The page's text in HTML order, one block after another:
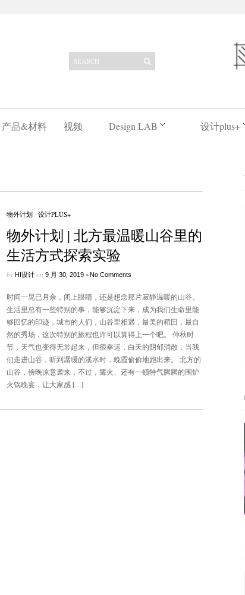
产品&材料 视频 Design LAB 设计plus+
物外计划/ 设计PLUS+
物外计划 | 北方最温暖山谷里的
生活方式探索实验
by HI设计on 9 月 30, 2019 •No Comments
时间一晃已月余，闭上眼睛，还是想念那片寂静温暖的山谷。
生活里总有一些特别的事，能够沉淀下来，成为我们生命里能
够回忆的印迹，城市的人们，山谷里相遇，最美的稻田，最自
然的秀场，这次特别的旅程也许可以算得上一个吧。 仲秋时
节，天气也变得无常起来，但很幸运，白天的阴郁消散，当我
们走进山谷，听到潺缓的溪水时，晚霞偷偷地跑出来。 北方的
山谷，傍晚凉意袭来，不过，篝火、还有一顿特气腾腾的围炉
火锅晚宴，让大家感 […]